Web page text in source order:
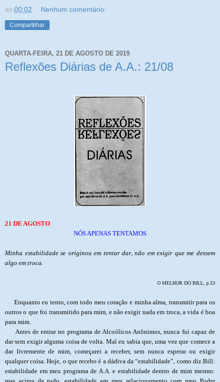
às 00:02 Nenhum comentário:
Compartilhar
QUARTA-FEIRA, 21 DE AGOSTO DE 2019
Reflexões Diárias de A.A.: 21/08
21 DE AGOSTO
NÓS APENAS TENTAMOS
Minha estabilidade se originou em tentar dar, não em exigir que me dessem
algo em troca.
O MELHOR DO BILL, p.53
Enquanto eu tento, com todo meu coração e minha alma, transmitir para os
outros o que foi transmitido para mim, e não exigir nada em troca, a vida é boa
para mim.
Antes de entrar no programa de Alcoólicos Anônimos, nunca fui capaz de
dar sem exigir alguma coisa de volta. Mal eu sabia que, uma vez que comece a
dar livremente de mim, começarei a receber, sem nunca esperar ou exigir
qualquer coisa. Hoje, o que recebo é a dádiva da “estabilidade”, como diz Bill:
estabilidade em meu programa de A.A. e estabilidade dentro de mim mesmo: